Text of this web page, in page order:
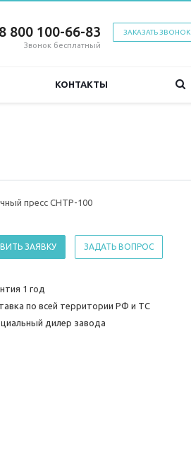
ЗАКАЗАТЬ ЗВОНОК
8 800 100-66-83
Звонок бесплатный
КОНТАКТЫ
пресс CHTP-100
ЗАЯВКУ ЗАДАТЬ ВОПРОС
1 год
по всей территории РФ и ТС
дилер завода